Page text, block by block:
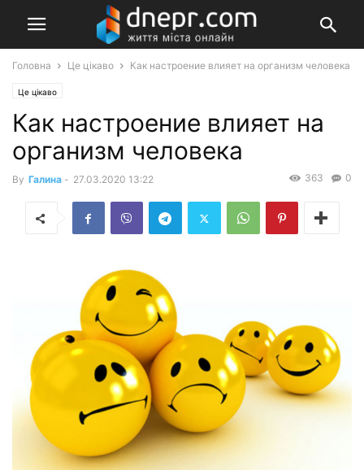
Головна Це цікаво Как настроение влияет на организм человека
Це цікаво
Как настроение влияет на
организм человека
By Галина - 27.03.2020 13:22 0
363